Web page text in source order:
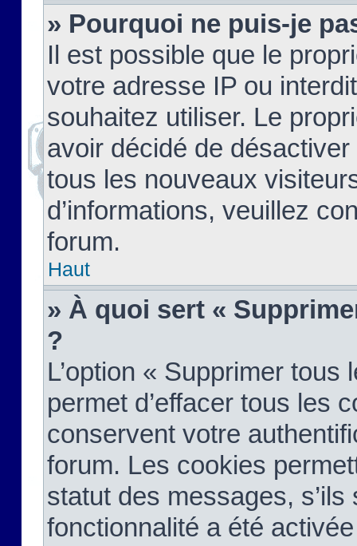
» Pourquoi ne puis-je
Il est possible que le
votre adresse IP ou
souhaitez utiliser. Le
avoir décidé de
tous les nouveaux
d’informations, veuillez
forum.
Haut
» À quoi sert «
?
L’option « Supprimer
permet d’effacer tous les
conservent votre
forum. Les cookies
statut des messages,
fonctionnalité a été